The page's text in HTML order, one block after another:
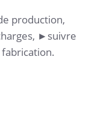
production,
►suivre